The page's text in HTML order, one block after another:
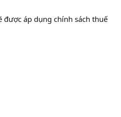
áp dụng chính sách thuế